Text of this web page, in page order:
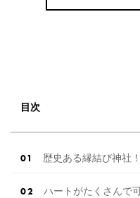
目次
歴史ある縁結び神社
ハートがたくさんで